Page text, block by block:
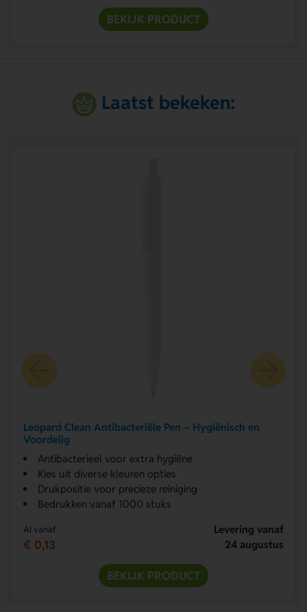
BEKIJK PRODUCT
Laatst bekeken:
Leopard Clean Antibacteriële Pen – Hygiënisch en
Voordelig
Antibacterieel voor extra hygiëne
Kies uit diverse kleuren opties
Drukpositie voor precieze reiniging
Bedrukken vanaf 1000 stuks
Al vanaf
€ 0,13
Levering vanaf
24 augustus
BEKIJK PRODUCT